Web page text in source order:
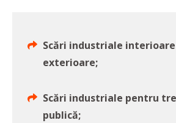
Scări industriale
exterioare;
Scări industriale pentru
publică;